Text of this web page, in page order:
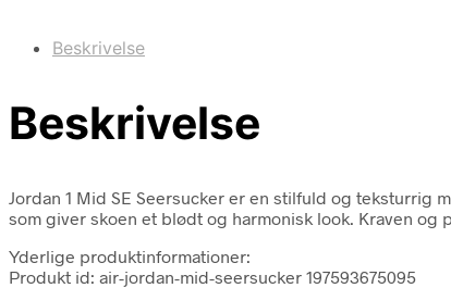
Beskrivelse
Beskrivelse
Jordan 1 Mid SE Seersucker er en stilfuld og
som giver skoen et blødt og harmonisk look. Kraven og
Yderlige produktinformationer:
Produkt id: air-jordan-mid-seersucker 197593675095